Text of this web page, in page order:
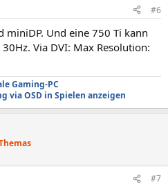
#6
miniDP. Und eine 750 Ti kann
Via DVI: Max Resolution:
Gaming-PC
via OSD in Spielen anzeigen
#7